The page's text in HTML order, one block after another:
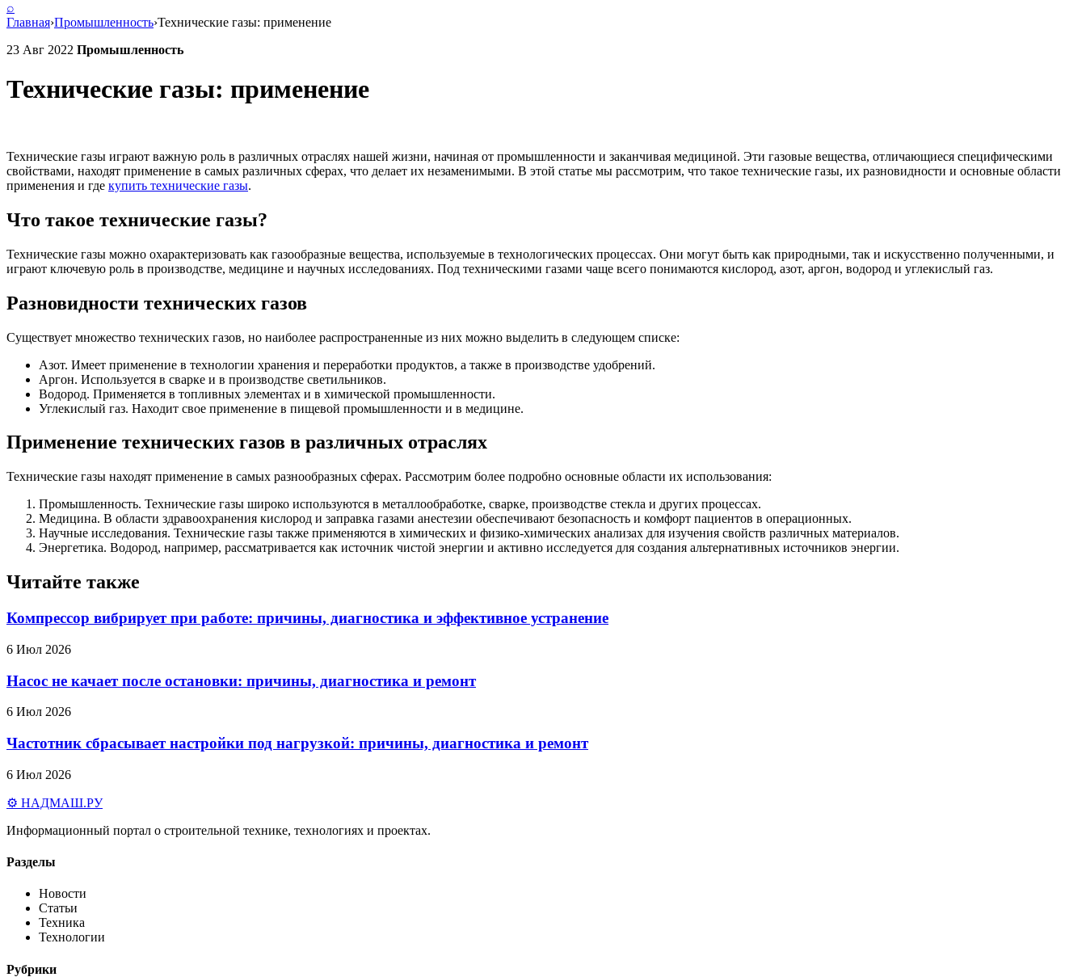
⌕
Главная›Промышленность›Технические газы: применение
23 Авг 2022 Промышленность
Технические газы: применение
Технические газы играют важную роль в различных отраслях нашей жизни, начиная от промышленности и заканчивая медициной. Эти газовые вещества, отличающиеся специфическими
свойствами, находят применение в самых различных сферах, что делает их незаменимыми. В этой статье мы рассмотрим, что такое технические газы, их разновидности и основные области
применения и где купить технические газы.
Что такое технические газы?
Технические газы можно охарактеризовать как газообразные вещества, используемые в технологических процессах. Они могут быть как природными, так и искусственно полученными, и
играют ключевую роль в производстве, медицине и научных исследованиях. Под техническими газами чаще всего понимаются кислород, азот, аргон, водород и углекислый газ.
Разновидности технических газов
Существует множество технических газов, но наиболее распространенные из них можно выделить в следующем списке:
Азот. Имеет применение в технологии хранения и переработки продуктов, а также в производстве удобрений.
Аргон. Используется в сварке и в производстве светильников.
Водород. Применяется в топливных элементах и в химической промышленности.
Углекислый газ. Находит свое применение в пищевой промышленности и в медицине.
Применение технических газов в различных отраслях
Технические газы находят применение в самых разнообразных сферах. Рассмотрим более подробно основные области их использования:
Промышленность. Технические газы широко используются в металлообработке, сварке, производстве стекла и других процессах.
Медицина. В области здравоохранения кислород и заправка газами анестезии обеспечивают безопасность и комфорт пациентов в операционных.
Научные исследования. Технические газы также применяются в химических и физико-химических анализах для изучения свойств различных материалов.
Энергетика. Водород, например, рассматривается как источник чистой энергии и активно исследуется для создания альтернативных источников энергии.
Читайте также
Компрессор вибрирует при работе: причины, диагностика и эффективное устранение
6 Июл 2026
Насос не качает после остановки: причины, диагностика и ремонт
6 Июл 2026
Частотник сбрасывает настройки под нагрузкой: причины, диагностика и ремонт
6 Июл 2026
⚙️ НАДМАШ.РУ
Информационный портал о строительной технике, технологиях и проектах.
Разделы
Новости
Статьи
Техника
Технологии
Рубрики